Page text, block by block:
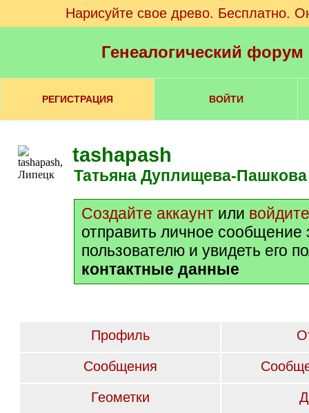
Нарисуйте свое древо. Бесплатно.
Генеалогический
РЕГИСТРАЦИЯ ВОЙТИ
tashapash
Татьяна Дуплищева-Пашкова
Создайте аккаунт или войдите
отправить личное сообщение
пользователю и увидеть его
контактные данные
Профиль
Сообщения
Геометки